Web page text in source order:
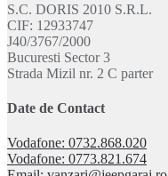
S.C. DORIS 2010 S.R.L.
CIF: 12933747
J40/3767/2000
Bucuresti Sector 3
Strada Mizil nr. 2 C parter
Date de Contact
Vodafone: 0732.868.020
Vodafone: 0773.821.674